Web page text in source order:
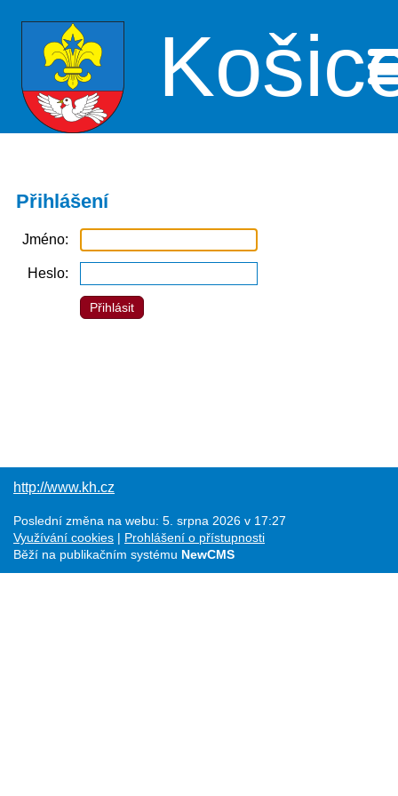
Přihlášení
Jméno
Heslo
http://www.kh.cz
Poslední změna na webu: 5. srpna 2026 v 17:27
Využívání cookies
Prohlášení o přístupnosti
Běží na publikačním systému NewCMS